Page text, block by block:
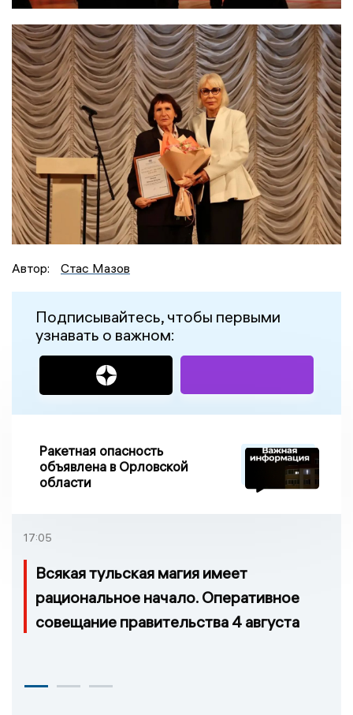
Автор: Стас Мазов
Подписывайтесь, чтобы первыми
узнавать о важном:
Ракетная опасность
объявлена в Орловской
области
17:05
Всякая тульская магия имеет
рациональное начало. Оперативное
совещание правительства 4 августа